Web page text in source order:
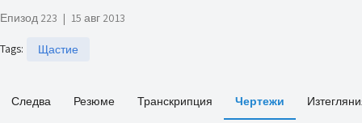
Епизод 223 | 15 авг 2013
Tags: Щастие
Следва Резюме Транскрипция Чертежи